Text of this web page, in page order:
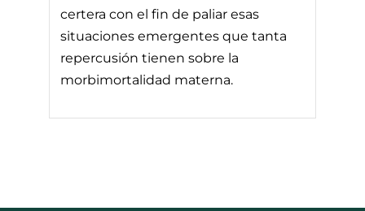
certera con el fin de paliar esas
situaciones emergentes que tanta
repercusión tienen sobre la
morbimortalidad materna.